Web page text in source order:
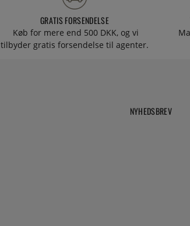
GRATIS FORSENDELSE
Køb for mere end 500 DKK, og vi
tilbyder gratis forsendelse til agenter.
NYHEDSBREV